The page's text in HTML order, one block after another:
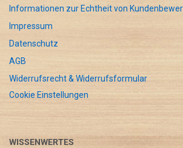
Informationen zur Echtheit von
Impressum
Datenschutz
AGB
Widerrufsrecht & Widerrufsformular
Cookie Einstellungen
WISSENWERTES